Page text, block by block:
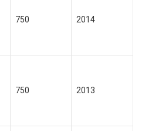
750 2014
750 2013